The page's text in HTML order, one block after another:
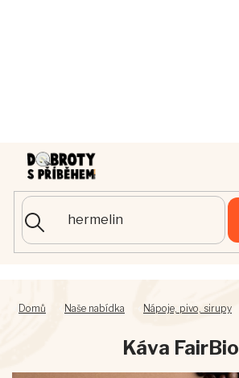
Domů Naše nabídka Nápoje, pivo, sirupy
Káva FairBio